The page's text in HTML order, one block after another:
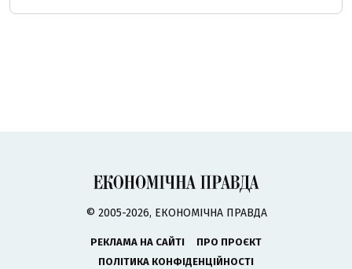
© 2005-2026, ЕКОНОМІЧНА ПРАВДА
РЕКЛАМА НА САЙТІ
ПРО ПРОЄКТ
ПОЛІТИКА КОНФІДЕНЦІЙНОСТІ